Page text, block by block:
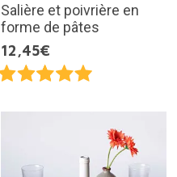
Salière et poivrière en
forme de pâtes
12,45€